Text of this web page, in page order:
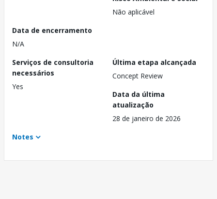
Não aplicável
Data de encerramento
N/A
Serviços de consultoria
necessários
Yes
Última etapa alcançada
Concept Review
Data da última
atualização
28 de janeiro de 2026
Notes